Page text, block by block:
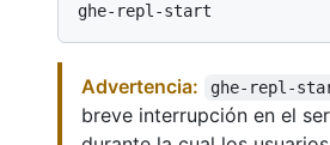
Advertencia: ghe-repl-
breve interrupción en el